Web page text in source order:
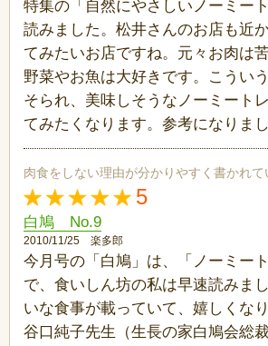
特集の「自然にやさしいノーミー
読みました。松井さんのお店も近
てみたいお店ですね。元々お肉は
野菜やお魚は大好きです。こうい
そられ、美味しそうなノーミート
てみたくなります。参考になりまし
肉食をしない理由が分かりやすく書かれて
5
白鳩 No.9
2010/11/25 楽多郎
今月号の「白鳩」は、「ノーミー
で、食いしん坊の私は早速読みま
いな食事が載っていて、嬉しくな
谷口純子先生（生長の家白鳩会総